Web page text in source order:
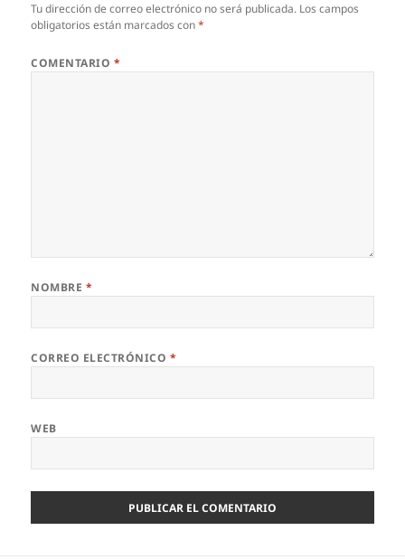
Tu dirección de correo electrónico no será publicada. Los campos
obligatorios están marcados con*
COMENTARIO *
NOMBRE *
CORREO ELECTRÓNICO *
WEB